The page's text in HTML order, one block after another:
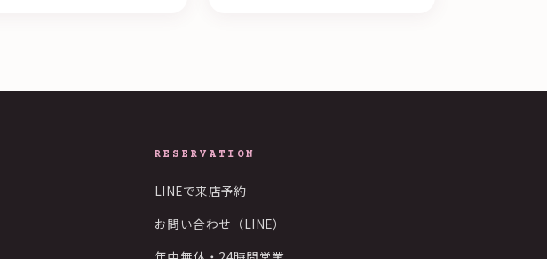
RESERVATION
LINEで来店予約
お問い合わせ（LINE）